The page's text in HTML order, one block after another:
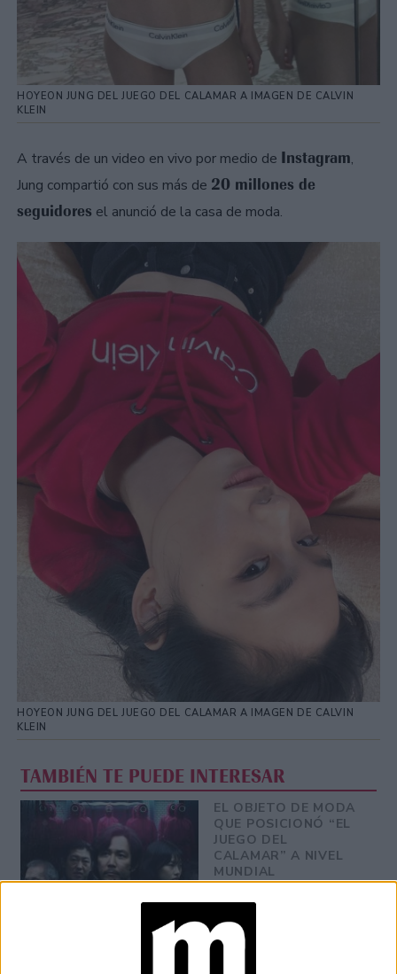
HOYEON JUNG DEL JUEGO DEL CALAMAR A IMAGEN DE CALVIN
KLEIN
A través de un video en vivo por medio de Instagram,
Jung compartió con sus más de 20 millones de
seguidores el anunció de la casa de moda.
HOYEON JUNG DEL JUEGO DEL CALAMAR A IMAGEN DE CALVIN
KLEIN
TAMBIÉN TE PUEDE INTERESAR
EL OBJETO DE MODA
QUE POSICIONÓ “EL
JUEGO DEL
CALAMAR” A NIVEL
MUNDIAL
SU FRAGANCIA
GENDERLESS Y